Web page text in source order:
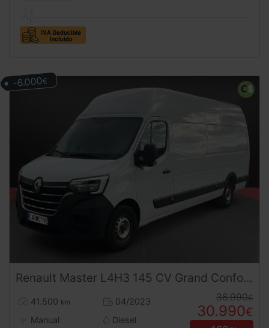
Renault Master L4H3 145 CV Grand Confort Y Gran volumen
41.500 km
04/2023
Manual
Diesel
36.990€
30.990€
-6.000€